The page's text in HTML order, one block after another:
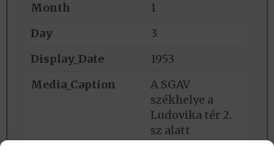
Month
1
Day
3
Display_Date
1953
Media_Caption
A SGAV
székhelye a
Ludovika tér 2.
sz alatt